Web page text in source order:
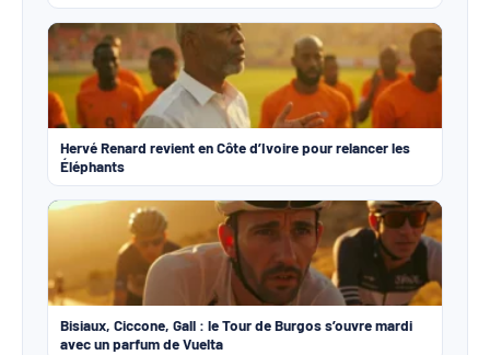
Hervé Renard revient en Côte d’Ivoire pour relancer les
Éléphants
Bisiaux, Ciccone, Gall : le Tour de Burgos s’ouvre mardi
avec un parfum de Vuelta